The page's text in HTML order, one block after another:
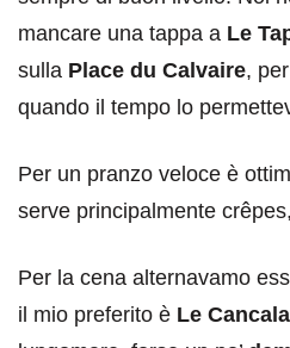
mancare una tappa a Le
sulla Place du Calvaire,
quando il tempo lo
Per un pranzo veloce è
serve principalmente
Per la cena alternavamo
il mio preferito è Le